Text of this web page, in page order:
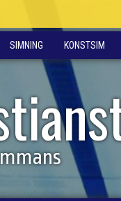
SIMNING KONSTSIM